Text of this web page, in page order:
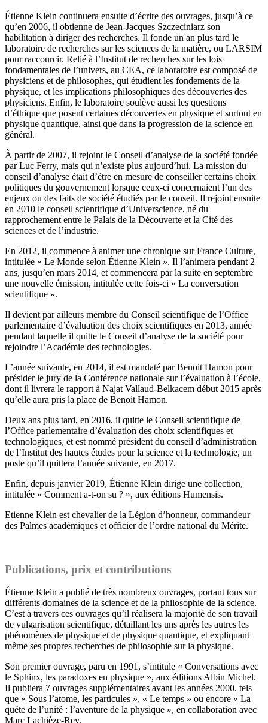
Étienne Klein continuera ensuite d’écrire des ouvrages, jusqu’à ce
qu’en 2006, il obtienne de Jean-Jacques Szczeciniarz son
habilitation à diriger des recherches. Il fonde un an plus tard le
laboratoire de recherches sur les sciences de la matière, ou LARSIM
pour raccourcir. Relié à l’Institut de recherches sur les lois
fondamentales de l’univers, au CEA, ce laboratoire est composé de
physiciens et de philosophes, qui étudient les fondements de la
physique, et les implications philosophiques des découvertes des
physiciens. Enfin, le laboratoire soulève aussi les questions
d’éthique que posent certaines découvertes en physique et surtout en
physique quantique, ainsi que dans la progression de la science en
général.
À partir de 2007, il rejoint le Conseil d’analyse de la société fondée
par Luc Ferry, mais qui n’existe plus aujourd’hui. La mission du
conseil d’analyse était d’être en mesure de conseiller certains choix
politiques du gouvernement lorsque ceux-ci concernaient l’un des
enjeux ou des faits de société étudiés par le conseil. Il rejoint ensuite
en 2010 le conseil scientifique d’Universcience, né du
rapprochement entre le Palais de la Découverte et la Cité des
sciences et de l’industrie.
En 2012, il commence à animer une chronique sur France Culture,
intitulée « Le Monde selon Étienne Klein ». Il l’animera pendant 2
ans, jusqu’en mars 2014, et commencera par la suite en septembre
une nouvelle émission, intitulée cette fois-ci « La conversation
scientifique ».
Il devient par ailleurs membre du Conseil scientifique de l’Office
parlementaire d’évaluation des choix scientifiques en 2013, année
pendant laquelle il quitte le Conseil d’analyse de la société pour
rejoindre l’Académie des technologies.
L’année suivante, en 2014, il est mandaté par Benoit Hamon pour
présider le jury de la Conférence nationale sur l’évaluation à l’école,
dont il livrera le rapport à Najat Vallaud-Belkacem début 2015 après
qu’elle aura pris la place de Benoit Hamon.
Deux ans plus tard, en 2016, il quitte le Conseil scientifique de
l’Office parlementaire d’évaluation des choix scientifiques et
technologiques, et est nommé président du conseil d’administration
de l’Institut des hautes études pour la science et la technologie, un
poste qu’il quittera l’année suivante, en 2017.
Enfin, depuis janvier 2019, Étienne Klein dirige une collection,
intitulée « Comment a-t-on su ? », aux éditions Humensis.
Etienne Klein est chevalier de la Légion d’honneur, commandeur
des Palmes académiques et officier de l’ordre national du Mérite.
Publications, prix et contributions
Étienne Klein a publié de très nombreux ouvrages, portant tous sur
différents domaines de la science et de la philosophie de la science.
C’est à travers ces ouvrages qu’il réalisera la majorité de son travail
de vulgarisation scientifique, détaillant les uns après les autres les
phénomènes de physique et de physique quantique, et expliquant
même ses propres recherches de philosophie sur la physique.
Son premier ouvrage, paru en 1991, s’intitule « Conversations avec
le Sphinx, les paradoxes en physique », aux éditions Albin Michel.
Il publiera 7 ouvrages supplémentaires avant les années 2000, tels
que « Sous l’atome, les particules », « Le temps » ou encore « La
quête de l’unité : l’aventure de la physique », en collaboration avec
Marc Lachièze-Rey.